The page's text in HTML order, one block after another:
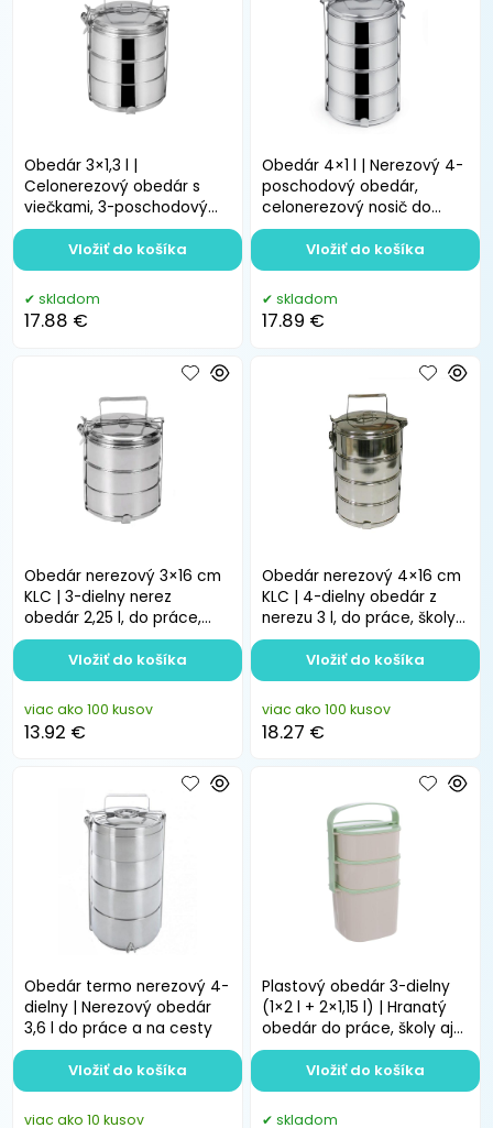
Obedár 3×1,3 l |
Celonerezový obedár s
viečkami, 3-poschodový
nosič do práce a na cesty
skladom
17.88 €
Vložiť do košíka
Obedár 4×1 l | Nerezový 4-
poschodový obedár,
celonerezový nosič do
práce a na cesty
skladom
17.89 €
Vložiť do košíka
Obedár nerezový 3×16 cm
KLC | 3-dielny nerez
obedár 2,25 l, do práce,
školy, na cesty
viac ako 100 kusov
13.92 €
Vložiť do košíka
Obedár nerezový 4×16 cm
KLC | 4-dielny obedár z
nerezu 3 l, do práce, školy,
na cesty
viac ako 100 kusov
18.27 €
Vložiť do košíka
Obedár termo nerezový 4-
dielny | Nerezový obedár
3,6 l do práce a na cesty
viac ako 10 kusov
Vložiť do košíka
Plastový obedár 3-dielny
(1×2 l + 2×1,15 l) | Hranatý
obedár do práce, školy aj
na cesty
skladom
Vložiť do košíka